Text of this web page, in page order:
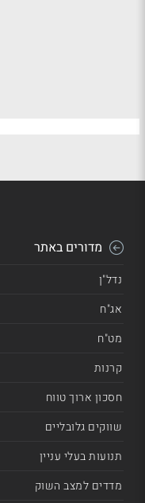
מדורים באתר
נדל"ן
אג"ח
מט"ח
קרנות
חסכון ארוך טווח
שווקים גלובליים
תנועות בעלי עניין
מדדים למצב השוק